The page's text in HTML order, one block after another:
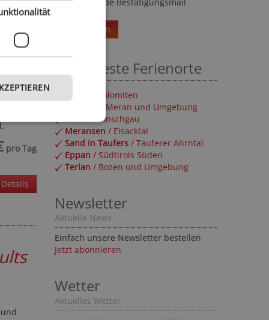
Details
pro Tag
Details
Sonderangebote
Weiterlesen
Beliebteste Ferienorte
/ Dolomiten
Naturns/ Meran und Umgebung
Latsch/ Vinschgau
Meransen/ Eisacktal
Sand in Taufers/ Tauferer Ahrntal
Eppan / Südtirols Süden
Newsletter
Aktuelle News
Einfach unsere Newsletter bestellen
Wetter
Aktuelles Wetter